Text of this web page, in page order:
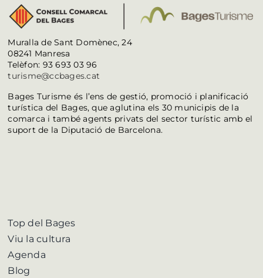
Muralla de Sant Domènec, 24
08241 Manresa
Telèfon: 93 693 03 96
turisme@ccbages.cat
Bages Turisme és l’ens de gestió, promoció i planificació
turística del Bages, que aglutina els 30 municipis de la
comarca i també agents privats del sector turístic amb el
suport de la Diputació de Barcelona.
Top del Bages
Viu la cultura
Agenda
Blog